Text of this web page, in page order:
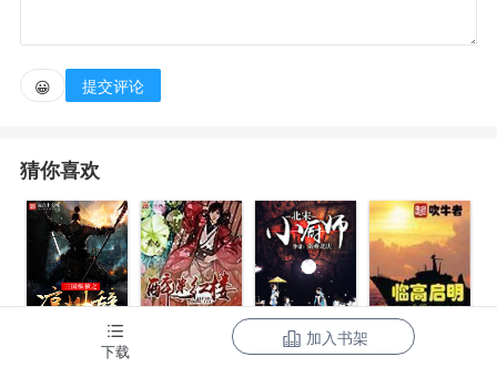
何逆天改命破了大明朝的天局，重活一世，定要胜天半
子！
“我要这世界跪在我面前，我要这天下的权力尽归我
手！”……
😀 提交评论
猜你喜欢
三国纵横之凉
北宋小厨师
临高启明
下载
加入书架